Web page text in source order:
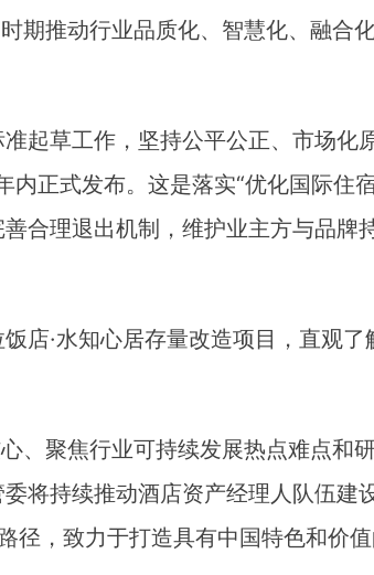
期推动行业品质化、智慧化、融合
起草工作，坚持公平公正、市场化
正式发布。这是落实“优化国际住
合理退出机制，维护业主方与品牌
店·水知心居存量改造项目，直观了
、聚焦行业可持续发展热点难点和
将持续推动酒店资产经理人队伍建
径，致力于打造具有中国特色和价